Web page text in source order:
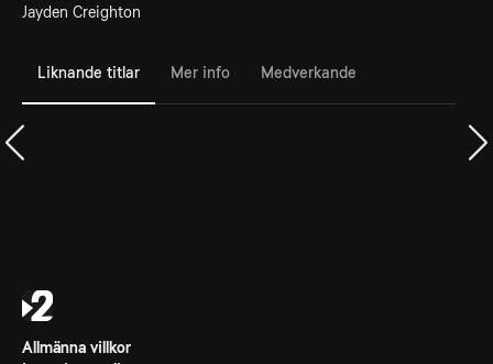
Jayden Creighton
Liknande titlar Mer info Medverkande
Allmänna villkor